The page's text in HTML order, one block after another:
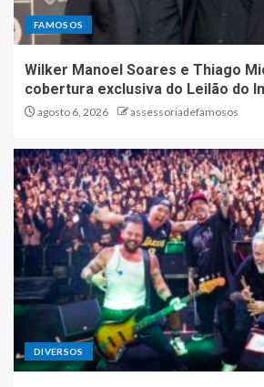
FAMOSOS
Wilker Manoel Soares e Thiago
cobertura exclusiva do Leilão do
agosto 6, 2026 assessoriadefamosos
DIVERSOS